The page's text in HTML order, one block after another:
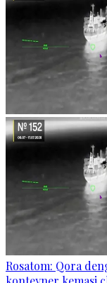
Rosatom: Qora